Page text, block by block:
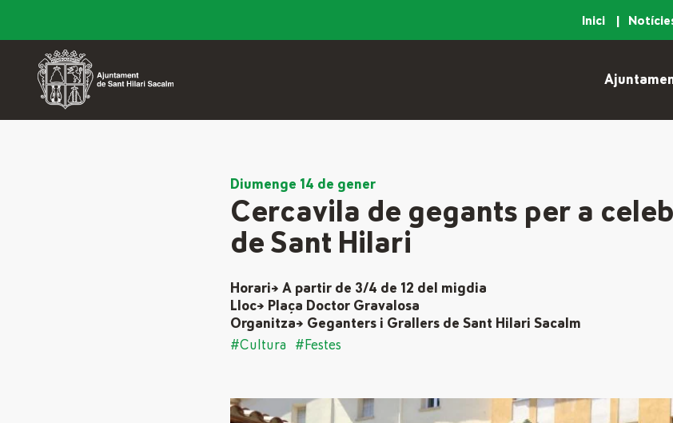
Inici
Diumenge 14 de gener
Cercavila de gegants per a
de Sant Hilari
Horari→ A partir de 3/4 de 12 del migdia
Lloc→ Plaça Doctor Gravalosa
Organitza→ Geganters i Grallers de Sant Hilari Sacalm
#Cultura
#Festes